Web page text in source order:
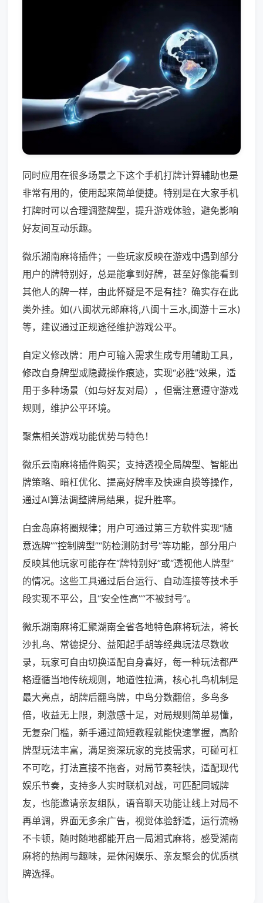
同时应用在很多场景之下这个手机打牌计算辅助也是
非常有用的，使用起来简单便捷。特别是在大家手机
打牌时可以合理调整牌型，提升游戏体验，避免影响
好友间互动乐趣。
微乐湖南麻将插件；一些玩家反映在游戏中遇到部分
用户的牌特别好，总是能拿到好牌，甚至好像能看到
其他人的牌一样，由此怀疑是不是有挂？确实存在此
类外挂。如(八闽状元郎麻将,八闽十三水,闽游十三水)
等，建议通过正规途径维护游戏公平。
自定义修改牌：用户可输入需求生成专用辅助工具，
修改自身牌型或隐藏操作痕迹，实现“必胜”效果，适
用于多种场景（如与好友对局），但需注意遵守游戏
规则，维护公平环境。
聚焦相关游戏功能优势与特色！
微乐云南麻将插件购买；支持透视全局牌型、智能出
牌策略、暗杠优化、提高好牌率及快速自摸等操作，
通过AI算法调整牌局结果，提升胜率。
白金岛麻将圈规律；用户可通过第三方软件实现“随
意选牌”“控制牌型”“防检测防封号”等功能，部分用户
反映其他玩家可能存在“牌特别好”或“透视他人牌型”
的情况。这些工具通过后台运行、自动连接等技术手
段实现不平公，且“安全性高”“不被封号”。
微乐湖南麻将汇聚湖南全省各地特色麻将玩法，将长
沙扎鸟、常德捉分、益阳起手胡等经典玩法尽数收
录，玩家可自由切换适配自身喜好，每一种玩法都严
格遵循当地传统规则，地道性拉满，核心扎鸟机制是
最大亮点，胡牌后翻鸟牌，中鸟分数翻倍，多鸟多
倍，收益无上限，刺激感十足，对局规则简单易懂，
无复杂门槛，新手通过简短教程就能快速掌握，高阶
牌型玩法丰富，满足资深玩家的竞技需求，可碰可杠
不可吃，打法直接不拖沓，对局节奏轻快，适配现代
娱乐节奏，支持多人实时联机对战，可匹配同城牌
友，也能邀请亲友组队，语音聊天功能让线上对局不
再单调，界面无多余广告，视觉体验舒适，运行流畅
不卡顿，随时随地都能开启一局湘式麻将，感受湖南
麻将的热闹与趣味，是休闲娱乐、亲友聚会的优质棋
牌选择。